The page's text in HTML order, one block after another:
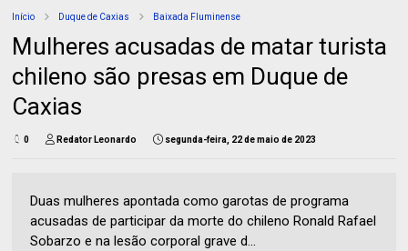
Início Duque de Caxias Baixada Fluminense
Mulheres acusadas de matar turista
chileno são presas em Duque de
Caxias
0 Redator Leonardo segunda-feira, 22 de maio de 2023
Duas mulheres apontada como garotas de programa
acusadas de participar da morte do chileno Ronald Rafael
Sobarzo e na lesão corporal grave d...